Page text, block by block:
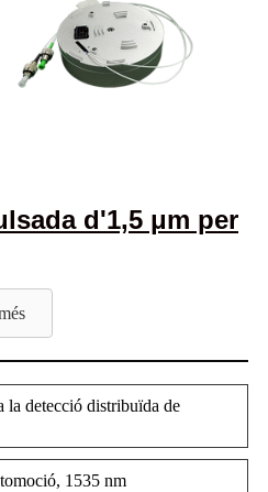
d'1,5 μm per
la detecció distribuïda de
1535 nm